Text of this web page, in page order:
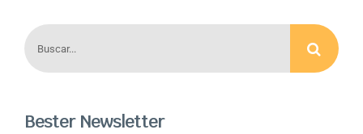
Buscar:
Bester Newsletter